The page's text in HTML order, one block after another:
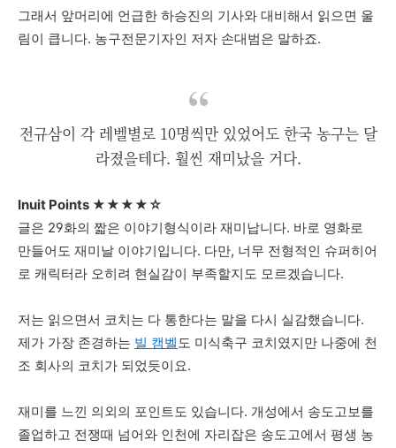
그래서 앞머리에 언급한 하승진의 기사와 대비해서 읽으면 울
림이 큽니다. 농구전문기자인 저자 손대범은 말하죠.
전규삼이 각 레벨별로 10명씩만 있었어도 한국 농구는 달
라졌을테다. 훨씬 재미났을 거다.
Inuit Points ★★★★☆
글은 29화의 짧은 이야기형식이라 재미납니다. 바로 영화로
만들어도 재미날 이야기입니다. 다만, 너무 전형적인 슈퍼히어
로 캐릭터라 오히려 현실감이 부족할지도 모르겠습니다.
저는 읽으면서 코치는 다 통한다는 말을 다시 실감했습니다.
제가 가장 존경하는 빌 캠벨도 미식축구 코치였지만 나중에 천
조 회사의 코치가 되었듯이요.
재미를 느낀 의외의 포인트도 있습니다. 개성에서 송도고보를
졸업하고 전쟁때 넘어와 인천에 자리잡은 송도고에서 평생 농